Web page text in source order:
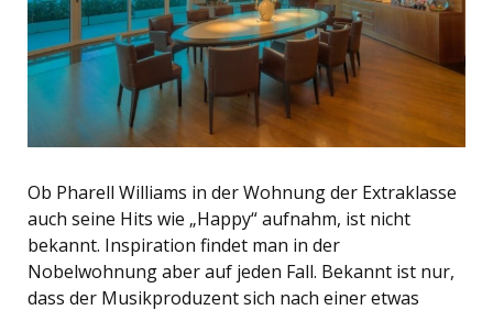
Ob Pharell Williams in der Wohnung der Extraklasse
auch seine Hits wie „Happy“ aufnahm, ist nicht
bekannt. Inspiration findet man in der
Nobelwohnung aber auf jeden Fall. Bekannt ist nur,
dass der Musikproduzent sich nach einer etwas